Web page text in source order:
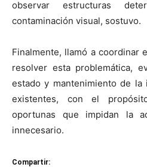
observar estructuras
contaminación visual, sostuvo.
Finalmente, llamó a coordinar
resolver esta problemática,
estado y mantenimiento de la
existentes, con el
oportunas que impidan la
innecesario.
Compartir: